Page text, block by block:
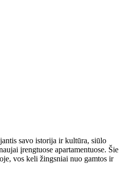
savo istorija ir kultūra, siūlo
įrengtuose apartamentuose. Šie
vos keli žingsniai nuo gamtos ir